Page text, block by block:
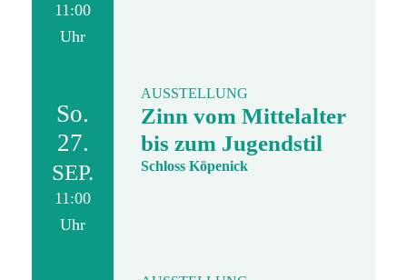
11:00
Uhr
So.
27.
SEP.
11:00
Uhr
AUSSTELLUNG
Zinn vom Mittelalter
bis zum Jugendstil
Schloss Köpenick